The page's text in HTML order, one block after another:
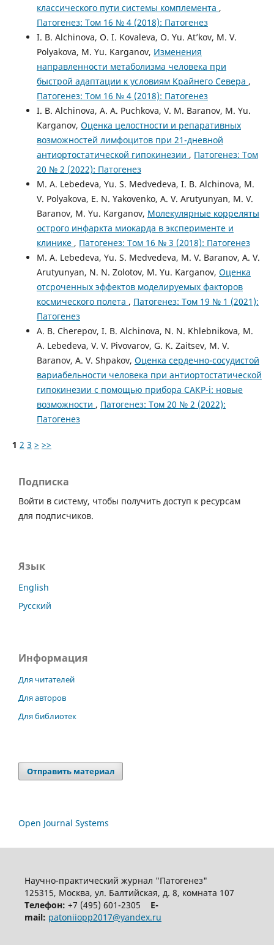
классического пути системы комплемента ,
Патогенез: Том 16 № 4 (2018): Патогенез
I. B. Alchinova, O. I. Kovaleva, O. Yu. At’kov, M. V.
Polyakova, M. Yu. Karganov, Изменения
направленности метаболизма человека при
быстрой адаптации к условиям Крайнего Севера ,
Патогенез: Том 16 № 4 (2018): Патогенез
I. B. Alchinova, A. A. Puchkova, V. M. Baranov, M. Yu.
Karganov, Оценка целостности и репаративных
возможностей лимфоцитов при 21-дневной
антиортостатической гипокинезии , Патогенез: Том
20 № 2 (2022): Патогенез
M. A. Lebedeva, Yu. S. Medvedeva, I. B. Alchinova, M.
V. Polyakova, E. N. Yakovenko, A. V. Arutyunyan, M. V.
Baranov, M. Yu. Karganov, Молекулярные корреляты
острого инфаркта миокарда в эксперименте и
клинике , Патогенез: Том 16 № 3 (2018): Патогенез
M. A. Lebedeva, Yu. S. Medvedeva, M. V. Baranov, A. V.
Arutyunyan, N. N. Zolotov, M. Yu. Karganov, Оценка
отсроченных эффектов моделируемых факторов
космического полета , Патогенез: Том 19 № 1 (2021):
Патогенез
A. B. Cherepov, I. B. Alchinova, N. N. Khlebnikova, M.
A. Lebedeva, V. V. Pivovarov, G. K. Zaitsev, M. V.
Baranov, A. V. Shpakov, Оценка сердечно-сосудистой
вариабельности человека при антиортостатической
гипокинезии с помощью прибора САКР-i: новые
возможности , Патогенез: Том 20 № 2 (2022):
Патогенез
1 2 3 > >>
Подписка
Войти в систему, чтобы получить доступ к ресурсам
для подписчиков.
Язык
English
Русский
Информация
Для читателей
Для авторов
Для библиотек
Отправить материал
Open Journal Systems
Научно-практический журнал "Патогенез"
125315, Москва, ул. Балтийская, д. 8, комната 107
Телефон: +7 (495) 601-2305 E-
mail: patoniiopp2017@yandex.ru